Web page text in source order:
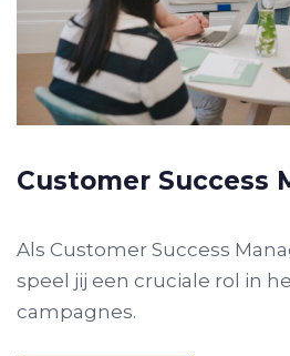
Customer Success
Als Customer Success
speel jij een cruciale rol in
campagnes.